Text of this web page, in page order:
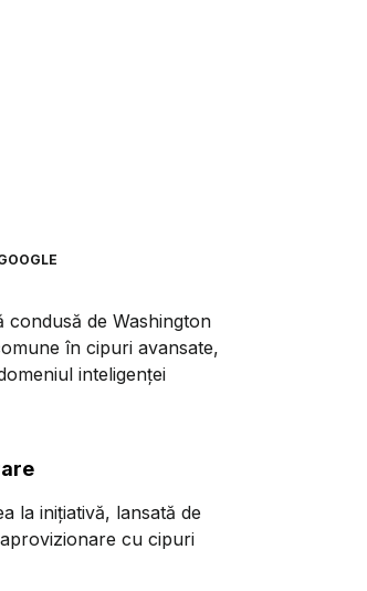
condusă de Washington
în cipuri avansate,
inteligenței
la inițiativă, lansată de
cu cipuri